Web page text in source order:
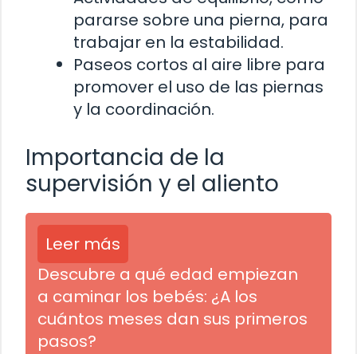
pararse sobre una pierna, para
trabajar en la estabilidad.
Paseos cortos al aire libre para
promover el uso de las piernas
y la coordinación.
Importancia de la
supervisión y el aliento
Leer más
Descubre a qué edad empiezan
a caminar los bebés: ¿A los
cuántos meses dan sus primeros
pasos?